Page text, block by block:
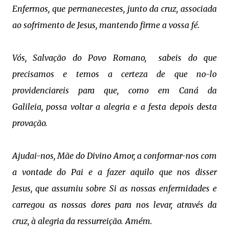
Enfermos, que permanecestes, junto da cruz, associada
ao sofrimento de Jesus, mantendo firme a vossa fé.
Vós, Salvação do Povo Romano,sabeis do que
precisamose temos a certeza de que no-lo
providenciareispara que, como em Caná da
Galileia,possa voltar a alegria e a festa depois desta
provação.
Ajudai-nos, Mãe do Divino Amor, a conformar-nos com
a vontade do Pai e a fazer aquilo que nos disser
Jesus,que assumiu sobre Si as nossas enfermidades e
carregou as nossas dores para nos levar, através da
cruz, à alegria da ressurreição. Amém.